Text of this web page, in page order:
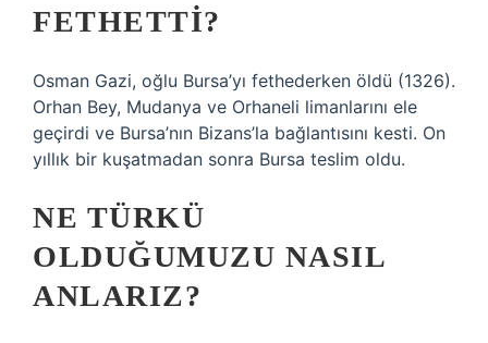
FETHETTI?
Osman Gazi, oğlu Bursa’yı fethederken öldü (1326).
Orhan Bey, Mudanya ve Orhaneli limanlarını ele
geçirdi ve Bursa’nın Bizans’la bağlantısını kesti. On
yıllık bir kuşatmadan sonra Bursa teslim oldu.
NE TÜRKÜ
OLDUĞUMUZU NASIL
ANLARIZ?